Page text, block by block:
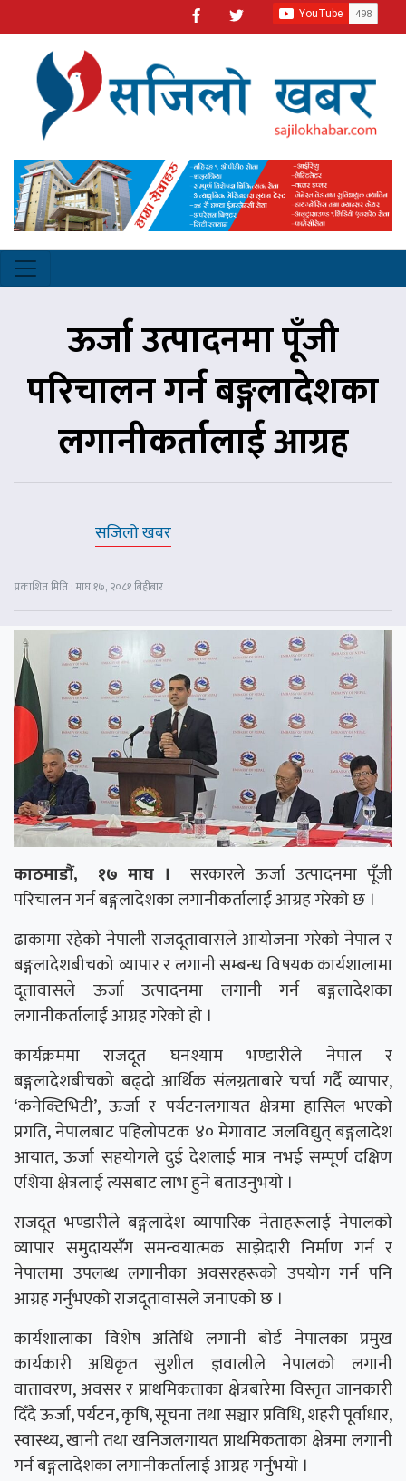
ऊर्जा उत्पादनमा पूँजी
परिचालन गर्न बङ्गलादेशका
लगानीकर्तालाई आग्रह
सजिलो खबर
प्रकाशित मिति : माघ १७, २०८१ बिहीबार
काठमाडौं, १७ माघ ।
सरकारले ऊर्जा उत्पादनमा पूँजी
परिचालन गर्न बङ्गलादेशका लगानीकर्तालाई आग्रह गरेको छ ।
ढाकामा रहेको नेपाली राजदूतावासले आयोजना गरेको नेपाल र
बङ्गलादेशबीचको व्यापार र लगानी सम्बन्ध विषयक कार्यशालामा
दूतावासले ऊर्जा उत्पादनमा लगानी गर्न बङ्गलादेशका
लगानीकर्तालाई आग्रह गरेको हो ।
कार्यक्रममा राजदूत घनश्याम भण्डारीले नेपाल र
बङ्गलादेशबीचको बढ्दो आर्थिक संलग्नताबारे चर्चा गर्दै व्यापार,
‘कनेक्टिभिटी’, ऊर्जा र पर्यटनलगायत क्षेत्रमा हासिल भएको
प्रगति, नेपालबाट पहिलोपटक ४० मेगावाट जलविद्युत् बङ्गलादेश
आयात, ऊर्जा सहयोगले दुई देशलाई मात्र नभई सम्पूर्ण दक्षिण
एशिया क्षेत्रलाई त्यसबाट लाभ हुने बताउनुभयो ।
राजदूत भण्डारीले बङ्गलादेश व्यापारिक नेताहरूलाई नेपालको
व्यापार समुदायसँग समन्वयात्मक साझेदारी निर्माण गर्न र
नेपालमा उपलब्ध लगानीका अवसरहरूको उपयोग गर्न पनि
आग्रह गर्नुभएको राजदूतावासले जनाएको छ ।
कार्यशालाका विशेष अतिथि लगानी बोर्ड नेपालका प्रमुख
कार्यकारी अधिकृत सुशील ज्ञवालीले नेपालको लगानी
वातावरण, अवसर र प्राथमिकताका क्षेत्रबारेमा विस्तृत जानकारी
दिँदै ऊर्जा, पर्यटन, कृषि, सूचना तथा सञ्चार प्रविधि, शहरी पूर्वाधार,
स्वास्थ्य, खानी तथा खनिजलगायत प्राथमिकताका क्षेत्रमा लगानी
गर्न बङ्गलादेशका लगानीकर्तालाई आग्रह गर्नुभयो ।